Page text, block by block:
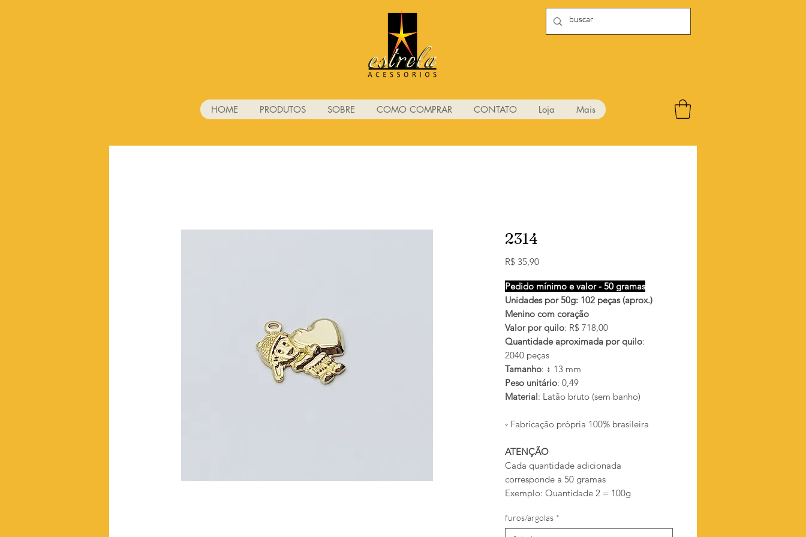
HOME PRODUTOS SOBRE COMO COMPRAR CONTATO Loja Mais
2314
R$ 35,90Preço
Pedido mínimo e valor - 50 gramas
Unidades por 50g: 102 peças (aprox.)
Menino com coração
Valor por quilo: R$ 718,00
Quantidade aproximada por quilo:
2040 peças
Tamanho: ↕ 13 mm
Peso unitário: 0,49
Material: Latão bruto (sem banho)
◦ Fabricação própria 100% brasileira
ATENÇÃO
Cada quantidade adicionada
corresponde a 50 gramas
Exemplo: Quantidade 2 = 100g
furos/argolas *